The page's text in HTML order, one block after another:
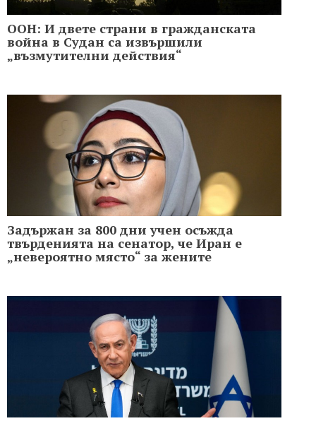
ООН: И двете страни в гражданската
война в Судан са извършили
„възмутителни действия“
Задържан за 800 дни учен осъжда
твърденията на сенатор, че Иран е
„невероятно място“ за жените